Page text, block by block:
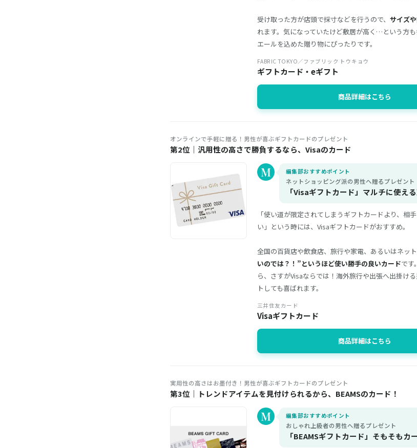
受け取った方が店頭で採寸などを行うので、 サイズ
れます。気になっていたけど敷居が高く…という方
エールを込めた贈り物にぴったりです。
FABRIC TOKYO／ファブリック トウキョウ
ギフトカード・eギフト
商品詳細はこちら
オンラインで手軽に贈る！男性が喜ぶギフトカードのプレゼント
第2位｜汎用性の高さで勝負するなら、Visaのカード
編集部おすすめポイント
ネットショッピング派の男性へ贈るプレゼント
「Visaギフトカード」マルチに使え
「使い道が限定されてしまうギフトカードより、相
い」という時には、Visaギフトカードがおすすめ。
全国の百貨店や飲食店、旅行や家電、あるいはネッ
いのでは？！”というほど使い勝手の良いカードです
ら、さすがVisaならでは！海外旅行や出張へ出掛け
トしても喜ばれます。
三井住友カード
Visaギフトカード
商品詳細はこちら
実用性の高さはお墨付き！男性が喜ぶギフトカードのプレゼント
第3位｜トレンドアイテムを見付けられるから、BEAMSのカード！
編集部おすすめポイント
おしゃれ上級者の男性へ贈るプレゼント
「BEAMSギフトカード」そもそもカ